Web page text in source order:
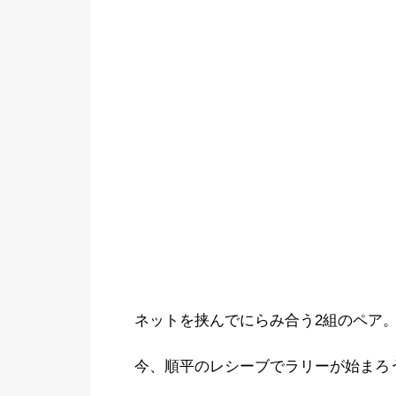
ネットを挟んでにらみ合う2組のペア。
今、順平のレシーブでラリーが始まろ